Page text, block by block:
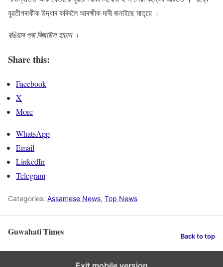
যুৱতীগৰাকীক উদ্ধাৰ কৰিবলৈ আৰক্ষীক দাবী জনাইছে মাতৃয়ে ।
ৰঙিয়াৰ পৰা ৰিজাউল হাচান ।
Share this:
Facebook
X
More
WhatsApp
Email
LinkedIn
Telegram
Categories: Assamese News, Top News
Guwahati Times Back to top